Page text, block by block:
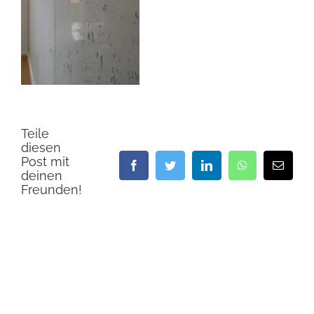
Teile
diesen
Post mit
deinen
Freunden!
FacebookTwitter LinkedIn WhatsApp
E-
Mail